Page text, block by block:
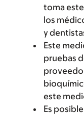
toma
los
y
Este
pruebas
este
Es